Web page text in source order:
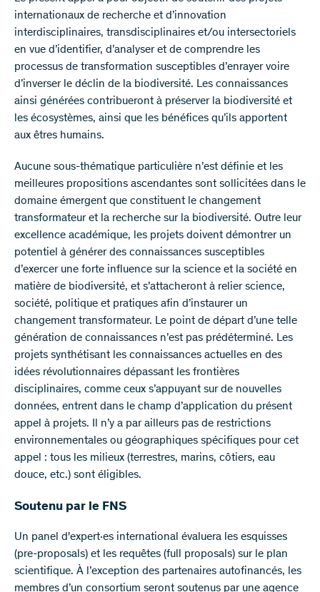
internationaux de recherche et d’innovation
interdisciplinaires, transdisciplinaires et/ou intersectoriels
en vue d’identifier, d’analyser et de comprendre les
processus de transformation susceptibles d’enrayer voire
d’inverser le déclin de la biodiversité. Les connaissances
ainsi générées contribueront à préserver la biodiversité et
les écosystèmes, ainsi que les bénéfices qu’ils apportent
aux êtres humains.
Aucune sous-thématique particulière n’est définie et les
meilleures propositions ascendantes sont sollicitées dans le
domaine émergent que constituent le changement
transformateur et la recherche sur la biodiversité. Outre leur
excellence académique, les projets doivent démontrer un
potentiel à générer des connaissances susceptibles
d’exercer une forte influence sur la science et la société en
matière de biodiversité, et s’attacheront à relier science,
société, politique et pratiques afin d’instaurer un
changement transformateur. Le point de départ d’une telle
génération de connaissances n’est pas prédéterminé. Les
projets synthétisant les connaissances actuelles en des
idées révolutionnaires dépassant les frontières
disciplinaires, comme ceux s’appuyant sur de nouvelles
données, entrent dans le champ d’application du présent
appel à projets. Il n’y a par ailleurs pas de restrictions
environnementales ou géographiques spécifiques pour cet
appel : tous les milieux (terrestres, marins, côtiers, eau
douce, etc.) sont éligibles.
Soutenu par le FNS
Un panel d'expert·es international évaluera les esquisses
(pre-proposals) et les requêtes (full proposals) sur le plan
scientifique. À l’exception des partenaires autofinancés, les
membres d’un consortium seront soutenus par une agence